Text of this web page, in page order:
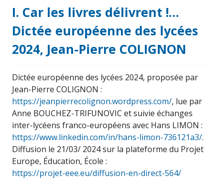
I. Car les livres délivrent !…
Dictée européenne des lycées
2024, Jean-Pierre COLIGNON
Dictée européenne des lycées 2024, proposée par
Jean-Pierre COLIGNON :
https://jeanpierrecolignon.wordpress.com/, lue par
Anne BOUCHEZ-TRIFUNOVIC et suivie échanges
inter-lycéens franco-européens avec Hans LIMON :
https://www.linkedin.com/in/hans-limon-736121a3/.
Diffusion le 21/03/ 2024 sur la plateforme du Projet
Europe, Éducation, École :
https://projet-eee.eu/diffusion-en-direct-564/